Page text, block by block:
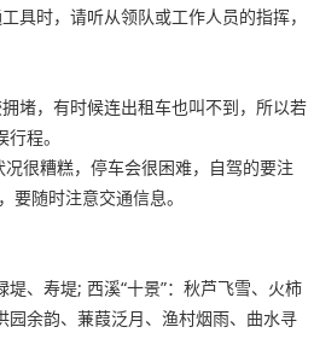
具时，请听从领队或工作人员的指挥，
堵，有时候连出租车也叫不到，所以若
程。
很糟糕，停车会很困难，自驾的要注
要随时注意交通信息。
堤、寿堤; 西溪“十景”：秋芦飞雪、火柿
园余韵、蒹葭泛月、渔村烟雨、曲水寻